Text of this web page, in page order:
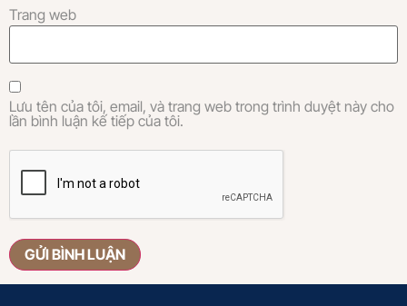
Trang web
Lưu tên của tôi, email, và trang web trong trình duyệt này cho
lần bình luận kế tiếp của tôi.